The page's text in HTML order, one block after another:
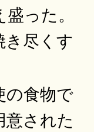
った。
き尽くす
の食物で
された